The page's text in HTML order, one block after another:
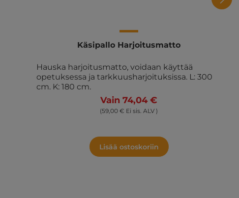
Käsipallo Harjoitusmatto
Hauska harjoitusmatto, voidaan käyttää
opetuksessa ja tarkkuusharjoituksissa. L: 300
cm. K: 180 cm.
Vain 74,04 €
(59,00 € Ei sis. ALV )
Lisää ostoskoriin